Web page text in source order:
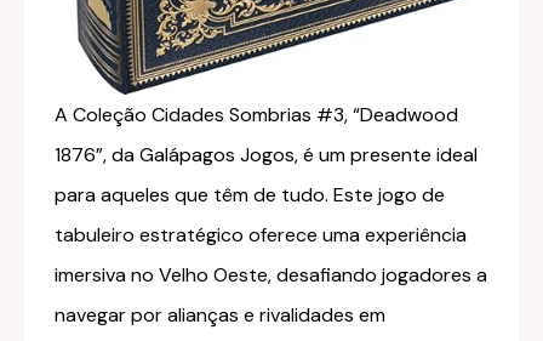
A Coleção Cidades Sombrias #3, “Deadwood
1876”, da Galápagos Jogos, é um presente ideal
para aqueles que têm de tudo. Este jogo de
tabuleiro estratégico oferece uma experiência
imersiva no Velho Oeste, desafiando jogadores a
navegar por alianças e rivalidades em